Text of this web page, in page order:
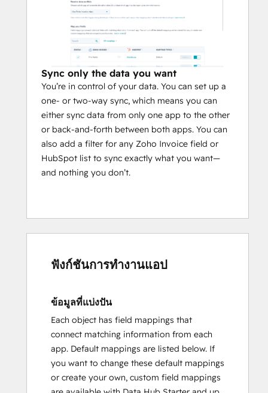
Sync only the data you want
You’re in control of your data. You can set up a
one- or two-way sync, which means you can
either sync data from only one app to the other
or back-and-forth between both apps. You can
also add a filter for any Zoho Invoice field or
HubSpot list to sync exactly what you want—
and nothing you don’t.
ฟังก์ชันการทำงานแอป
ข้อมูลที่แบ่งปัน
Each object has field mappings that
connect matching information from each
app. Default mappings are listed below. If
you want to change these default mappings
or create your own, custom field mappings